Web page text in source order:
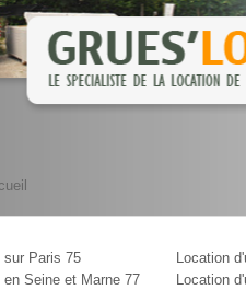
sur Paris 75
en Seine et Marne 77
Location
Location